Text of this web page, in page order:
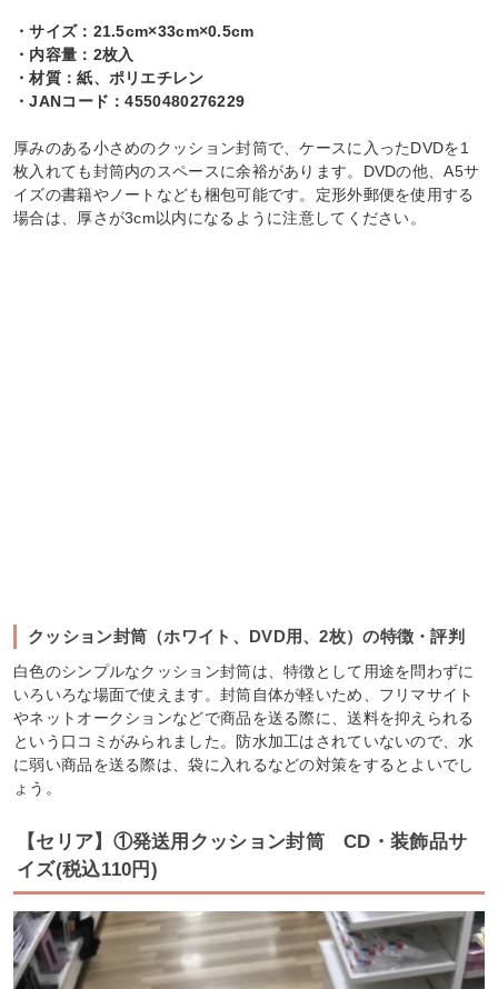
・サイズ：21.5cm×33cm×0.5cm
・内容量：2枚入
・材質：紙、ポリエチレン
・JANコード：4550480276229
厚みのある小さめのクッション封筒で、ケースに入ったDVDを1
枚入れても封筒内のスペースに余裕があります。DVDの他、A5サ
イズの書籍やノートなども梱包可能です。定形外郵便を使用する
場合は、厚さが3cm以内になるように注意してください。
クッション封筒（ホワイト、DVD用、2枚）の特徴・評判
白色のシンプルなクッション封筒は、特徴として用途を問わずに
いろいろな場面で使えます。封筒自体が軽いため、フリマサイト
やネットオークションなどで商品を送る際に、送料を抑えられる
という口コミがみられました。防水加工はされていないので、水
に弱い商品を送る際は、袋に入れるなどの対策をするとよいでし
ょう。
【セリア】①発送用クッション封筒 CD・装飾品サ
イズ(税込110円)